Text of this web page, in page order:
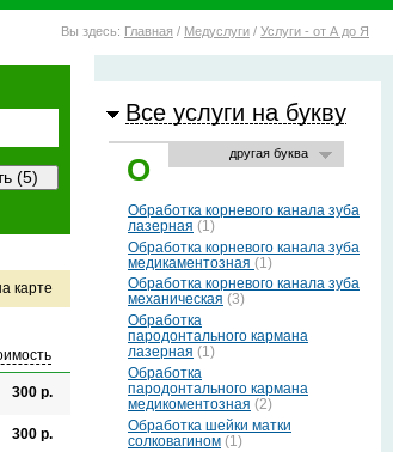
Вы здесь: Главная / Медуслуги / Услуги - от А до Я
Все услуги на букву
другая буква
О
Обработка корневого канала зуба
лазерная (1)
Обработка корневого канала зуба
медикаментозная (1)
Обработка корневого канала зуба
механическая (3)
Обработка
пародонтального кармана
лазерная (1)
Обработка
пародонтального кармана
медикоментозная (2)
Обработка шейки матки
солковагином (1)
карте
300 р.
300 р.